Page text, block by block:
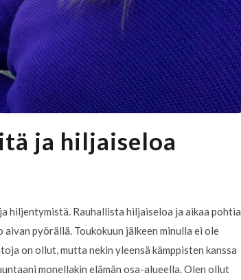
ja hiljaiseloa
hiljentymistä. Rauhallista hiljaiseloa ja aikaa pohtia
pyörällä. Toukokuun jälkeen minulla ei ole
on ollut, mutta nekin yleensä kämppisten kanssa
monellakin elämän osa-alueella. Olen ollut